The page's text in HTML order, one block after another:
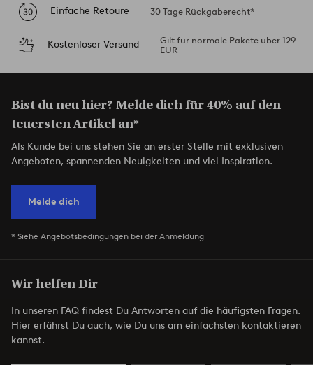
Einfache Retoure 30 Tage Rückgaberecht*
Kostenloser Versand
Gilt für normale Pakete über 129
EUR
Bist du neu hier? Melde dich für40% auf den
teuersten Artikel an*
Als Kunde bei uns stehen Sie an erster Stelle mit exklusiven
Angeboten, spannenden Neuigkeiten und viel Inspiration.
Melde dich
* Siehe Angebotsbedingungen bei der Anmeldung
Wir helfen Dir
In unseren FAQ findest Du Antworten auf die häufigsten Fragen.
Hier erfährst Du auch, wie Du uns am einfachsten kontaktieren
kannst.